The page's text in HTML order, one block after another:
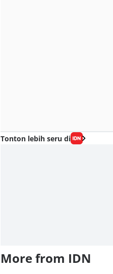
Tonton lebih seru di
More from IDN